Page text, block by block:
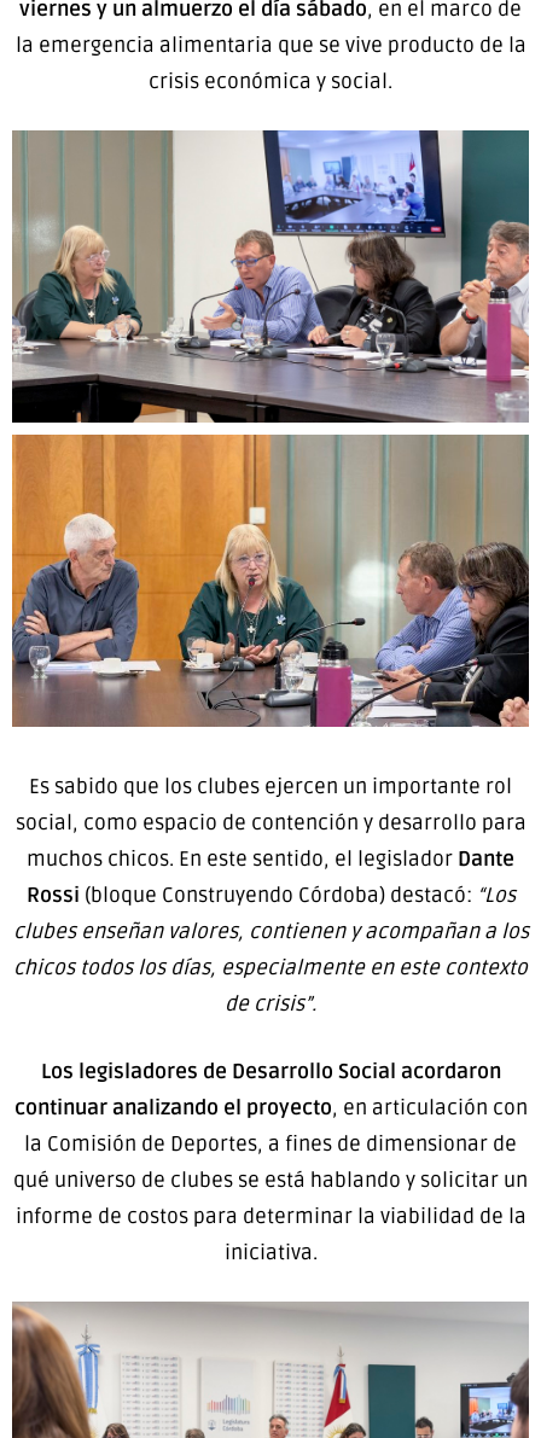
viernes y un almuerzo el día sábado, en el marco de
la emergencia alimentaria que se vive producto de la
crisis económica y social.
Es sabido que los clubes ejercen un importante rol
social, como espacio de contención y desarrollo para
muchos chicos. En este sentido, el legislador Dante
Rossi (bloque Construyendo Córdoba) destacó: “Los
clubes enseñan valores, contienen y acompañan a los
chicos todos los días, especialmente en este contexto
de crisis”.
Los legisladores de Desarrollo Social acordaron
continuar analizando el proyecto, en articulación con
la Comisión de Deportes, a fines de dimensionar de
qué universo de clubes se está hablando y solicitar un
informe de costos para determinar la viabilidad de la
iniciativa.